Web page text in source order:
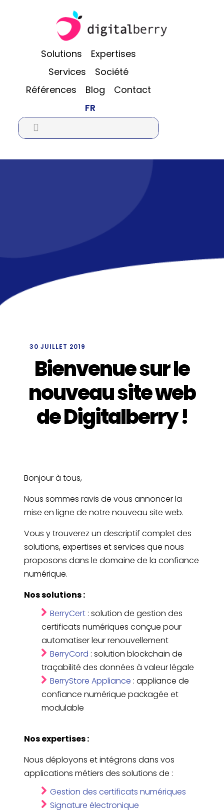
Solutions
Expertises
Services
Société
Références
Blog
Contact
FR

30 JUILLET 2019
Bienvenue sur le
nouveau site web
de Digitalberry !
Bonjour à tous,
Nous sommes ravis de vous annoncer la
mise en ligne de notre nouveau site web.
Vous y trouverez un descriptif complet des
solutions, expertises et services que nous
proposons dans le domaine de la confiance
numérique.
Nos solutions :
BerryCert: solution de gestion des
certificats numériques conçue pour
automatiser leur renouvellement
BerryCord : solution blockchain de
traçabilité des données à valeur légale
BerryStore Appliance : appliance de
confiance numérique packagée et
modulable
Nos expertises :
Nous déployons et intégrons dans vos
applications métiers des solutions de :
Gestion des certificats numériques
Signature électronique